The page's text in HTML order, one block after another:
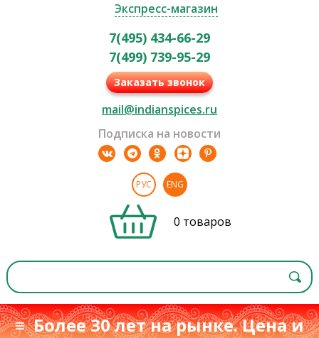
Экспресс-магазин
7(495) 434-66-29
7(499) 739-95-29
Заказать звонок
mail@indianspices.ru
Подписка на новости
РУС ENG
0 товаров
≡ Более 30 лет на рынке. Цена и